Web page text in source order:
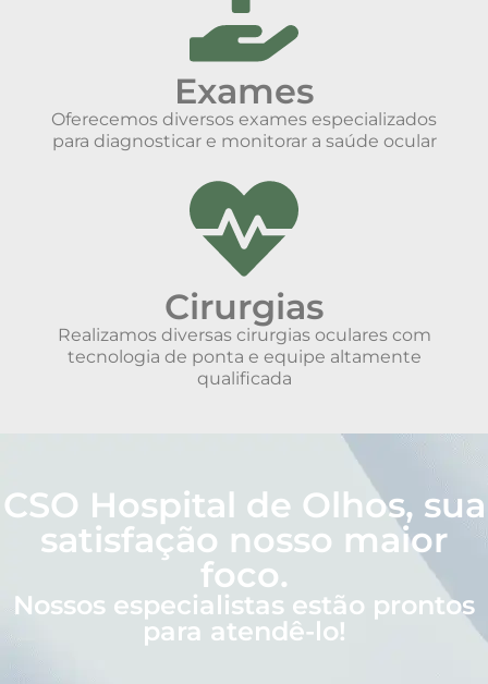
Exames
Oferecemos diversos exames especializados
para diagnosticar e monitorar a saúde ocular
Cirurgias
Realizamos diversas cirurgias oculares com
tecnologia de ponta e equipe altamente
qualificada
CSO Hospital de Olhos, sua
satisfação nosso maior
foco.
Nossos especialistas estão prontos
para atendê-lo!